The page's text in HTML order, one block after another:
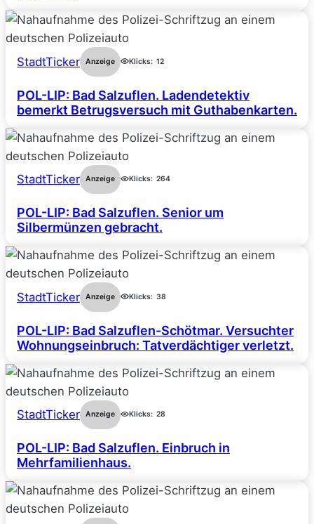
StadtTicker Anzeige Klicks: 12
POL-LIP: Bad Salzuflen. Ladendetektiv
bemerkt Betrugsversuch mit Guthabenkarten.
StadtTicker Anzeige Klicks: 264
POL-LIP: Bad Salzuflen. Senior um
Silbermünzen gebracht.
StadtTicker Anzeige Klicks: 38
POL-LIP: Bad Salzuflen-Schötmar. Versuchter
Wohnungseinbruch: Tatverdächtiger verletzt.
StadtTicker Anzeige Klicks: 28
POL-LIP: Bad Salzuflen. Einbruch in
Mehrfamilienhaus.